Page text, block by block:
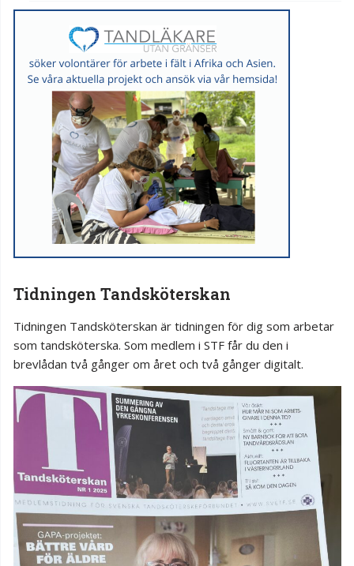
Tidningen Tandsköterskan
Tidningen Tandsköterskan är tidningen för dig som arbetar
som tandsköterska. Som medlem i STF får du den i
brevlådan två gånger om året och två gånger digitalt.